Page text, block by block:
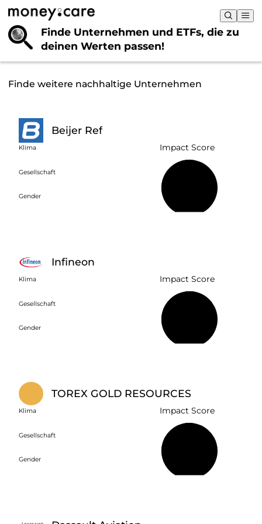
Finde Unternehmen und ETFs, die zu
deinen Werten passen!
Finde weitere nachhaltige Unternehmen
Beijer Ref
Klima
Gesellschaft
Gender
Impact Score
Infineon
Klima
Gesellschaft
Gender
Impact Score
TOREX GOLD RESOURCES
Klima
Gesellschaft
Gender
Impact Score